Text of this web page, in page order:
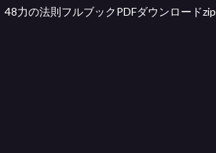
48力の法則フルブックPDFダウンロードzip